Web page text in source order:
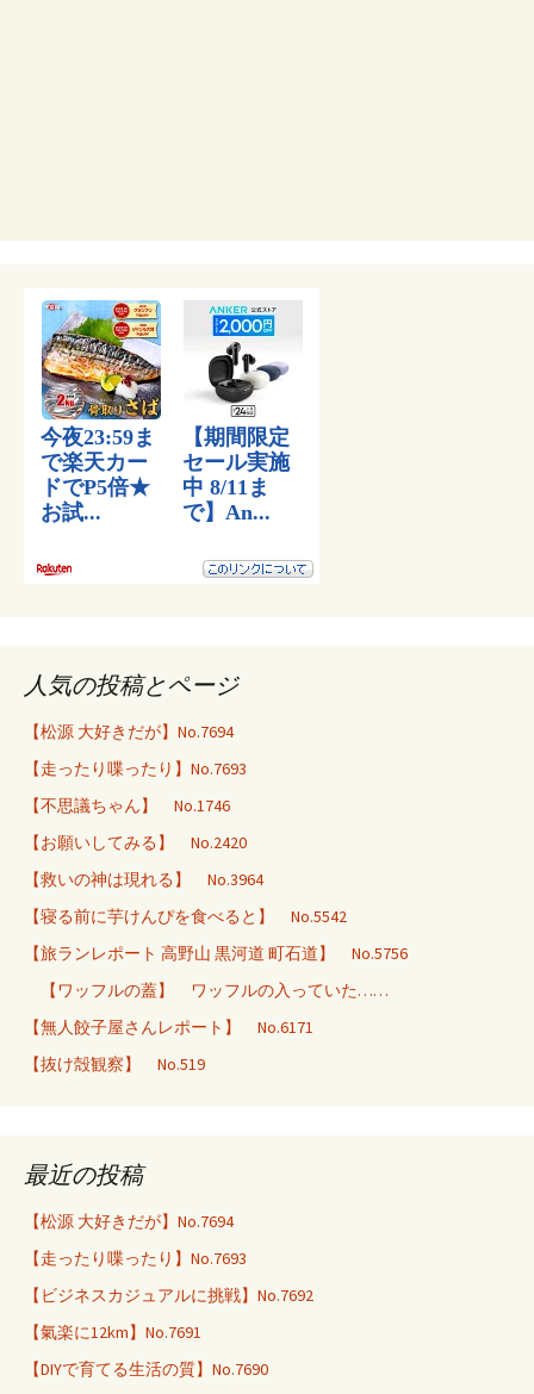
人気の投稿とページ
【松源 大好きだが】No.7694
【走ったり喋ったり】No.7693
【不思議ちゃん】 No.1746
【お願いしてみる】 No.2420
【救いの神は現れる】 No.3964
【寝る前に芋けんぴを食べると】 No.5542
【旅ランレポート 高野山 黒河道 町石道】 No.5756
【ワッフルの蓋】 ワッフルの入っていた……
【無人餃子屋さんレポート】 No.6171
【抜け殻観察】 No.519
最近の投稿
【松源 大好きだが】No.7694
【走ったり喋ったり】No.7693
【ビジネスカジュアルに挑戦】No.7692
【氣楽に12km】No.7691
【DIYで育てる生活の質】No.7690